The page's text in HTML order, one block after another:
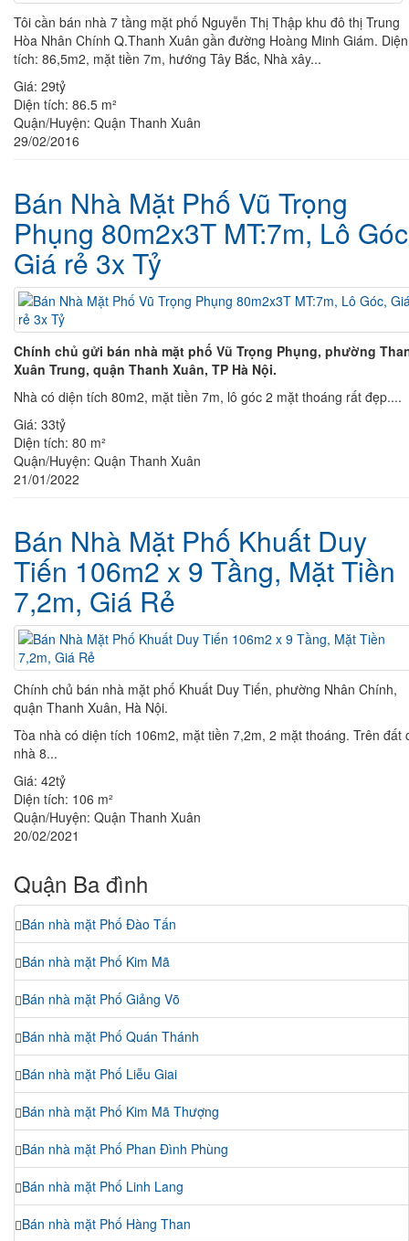
Tôi cần bán nhà 7 tầng mặt phố Nguyễn Thị Thập khu đô thị Trung
Hòa Nhân Chính Q.Thanh Xuân gần đường Hoàng Minh Giám. Diện
tích: 86,5m2, mặt tiền 7m, hướng Tây Bắc, Nhà xây...
Giá: 29tỷ
Diện tích: 86.5 m²
Quận/Huyện: Quận Thanh Xuân
29/02/2016
Bán Nhà Mặt Phố Vũ Trọng
Phụng 80m2x3T MT:7m, Lô
Giá rẻ 3x Tỷ
Chính chủ gửi bán nhà mặt phố Vũ Trọng Phụng, phường
Xuân Trung, quận Thanh Xuân, TP Hà Nội.
Nhà có diện tích 80m2, mặt tiền 7m, lô góc 2 mặt thoáng rất đẹp....
Giá: 33tỷ
Diện tích: 80 m²
Quận/Huyện: Quận Thanh Xuân
21/01/2022
Bán Nhà Mặt Phố Khuất Duy
Tiến 106m2 x 9 Tầng, Mặt Tiền
7,2m, Giá Rẻ
Chính chủ bán nhà mặt phố Khuất Duy Tiến, phường Nhân Chính,
quận Thanh Xuân, Hà Nội.
Tòa nhà có diện tích 106m2, mặt tiền 7,2m, 2 mặt thoáng. Trên đất
nhà 8...
Giá: 42tỷ
Diện tích: 106 m²
Quận/Huyện: Quận Thanh Xuân
20/02/2021
Quận Ba đình
Bán nhà mặt Phố Đào Tấn
Bán nhà mặt Phố Kim Mã
Bán nhà mặt Phố Giảng Võ
Bán nhà mặt Phố Quán Thánh
Bán nhà mặt Phố Liễu Giai
Bán nhà mặt Phố Kim Mã Thượng
Bán nhà mặt Phố Phan Đình Phùng
Bán nhà mặt Phố Linh Lang
Bán nhà mặt Phố Hàng Than